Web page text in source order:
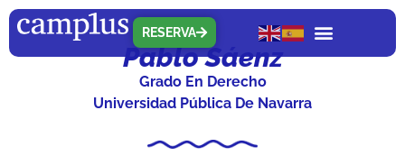
RESERVA
Pablo Sáenz
Grado En Derecho
Universidad Pública De Navarra